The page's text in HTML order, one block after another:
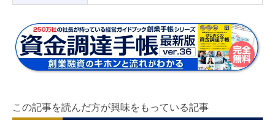
この記事を読んだ方が興味をもっている記事